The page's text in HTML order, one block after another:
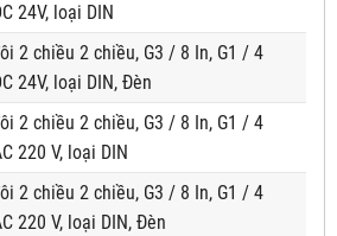
24V, loại DIN
2 chiều 2 chiều, G3 / 8 In, G1 / 4
24V, loại DIN, Đèn
2 chiều 2 chiều, G3 / 8 In, G1 / 4
220 V, loại DIN
2 chiều 2 chiều, G3 / 8 In, G1 / 4
220 V, loại DIN, Đèn